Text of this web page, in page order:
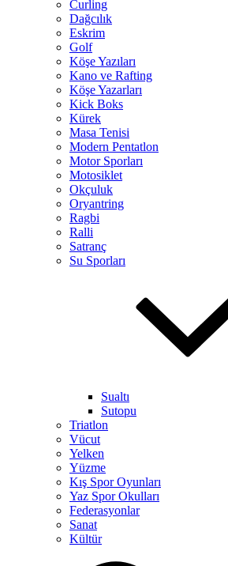
Curling
Dağcılık
Eskrim
Golf
Köşe Yazıları
Kano ve Rafting
Köşe Yazarları
Kick Boks
Kürek
Masa Tenisi
Modern Pentatlon
Motor Sporları
Motosiklet
Okçuluk
Oryantring
Ragbi
Ralli
Satranç
Su Sporları
Sualtı
Sutopu
Triatlon
Vücut
Yelken
Yüzme
Kış Spor Oyunları
Yaz Spor Okulları
Federasyonlar
Sanat
Kültür